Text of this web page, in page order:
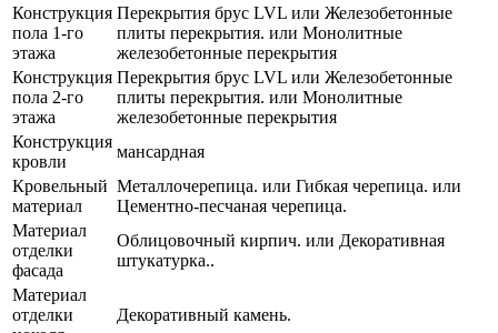
Конструкция
пола 1-го
этажа
Перекрытия брус LVL или Железобетонные
плиты перекрытия. или Монолитные
железобетонные перекрытия
Конструкция
пола 2-го
этажа
Перекрытия брус LVL или Железобетонные
плиты перекрытия. или Монолитные
железобетонные перекрытия
Конструкция
кровли
мансардная
Кровельный
материал
Металлочерепица. или Гибкая черепица. или
Цементно-песчаная черепица.
Материал
отделки
фасада
Облицовочный кирпич. или Декоративная
штукатурка..
Материал
отделки
Декоративный камень.